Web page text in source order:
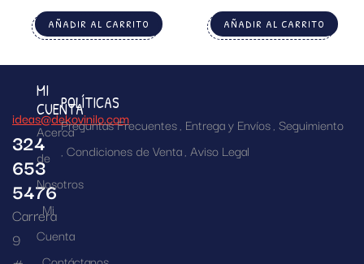
AÑADIR AL CARRITO AÑADIR AL CARRITO
ideas@dekovinilo.com
324
653
5476
Carrera
9
MI
CUENTA
Acerca
de
Nosotros
Mi
Cuenta
POLÍTICAS
Preguntas Frecuentes Entrega y Envíos Seguimiento
Condiciones de Venta Aviso Legal